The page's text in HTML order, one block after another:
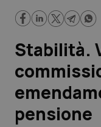
Regioni e Asl
Lavoro e
Scienza e
Studi e Analisi
Stabilità.
pensione